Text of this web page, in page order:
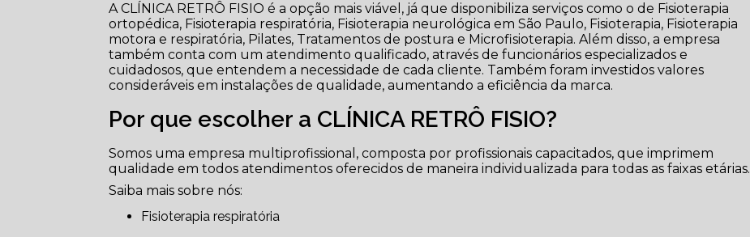
A CLÍNICA RETRÔ FISIO é a opção mais viável, já que disponibiliza serviços como o de Fisioterapia
ortopédica, Fisioterapia respiratória, Fisioterapia neurológica em São Paulo, Fisioterapia, Fisioterapia
motora e respiratória, Pilates, Tratamentos de postura e Microfisioterapia. Além disso, a empresa
também conta com um atendimento qualificado, através de funcionários especializados e
cuidadosos, que entendem a necessidade de cada cliente. Também foram investidos valores
consideráveis em instalações de qualidade, aumentando a eficiência da marca.
Por que escolher a CLÍNICA RETRÔ FISIO?
Somos uma empresa multiprofissional, composta por profissionais capacitados, que imprimem
qualidade em todos atendimentos oferecidos de maneira individualizada para todas as faixas etárias.
Saiba mais sobre nós:
Fisioterapia respiratória